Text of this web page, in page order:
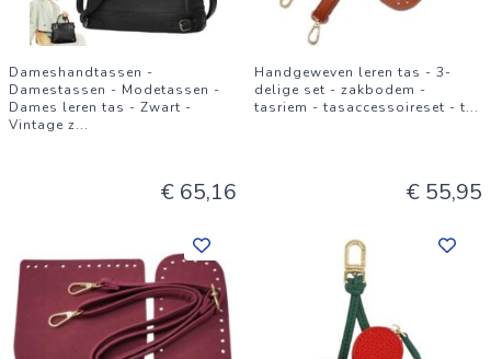
Dameshandtassen -
Damestassen - Modetassen -
Dames leren tas - Zwart -
Vintage z...
€ 65,16
Handgeweven leren tas - 3-
delige set - zakbodem -
tasriem - tasaccessoireset - t...
€ 55,95